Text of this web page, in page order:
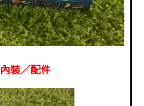
內裝／配件